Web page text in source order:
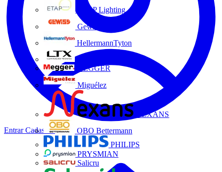
ETAP Lighting
Gewiss
HellermannTyton
MEGGER
Miguélez
NEXANS
OBO Bettermann
PHILIPS
PRYSMIAN
Salicru
EntrarCadastrar